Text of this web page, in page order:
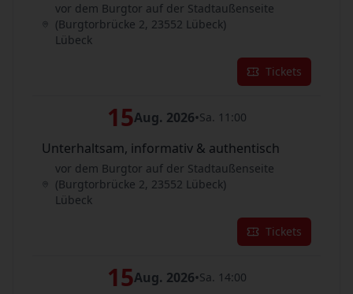
vor dem Burgtor auf der Stadtaußenseite
(Burgtorbrücke 2, 23552 Lübeck)
Lübeck
Tickets
15Aug. 2026•Sa. 11:00
Unterhaltsam, informativ & authentisch
vor dem Burgtor auf der Stadtaußenseite
(Burgtorbrücke 2, 23552 Lübeck)
Lübeck
Tickets
15Aug. 2026•Sa. 14:00